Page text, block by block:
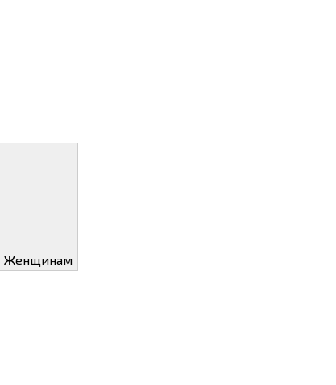
Женщинам